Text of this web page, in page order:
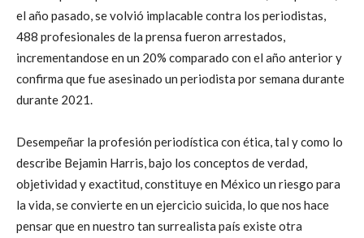
el año pasado, se volvió implacable contra los periodistas,
488 profesionales de la prensa fueron arrestados,
incrementandose en un 20% comparado con el año anterior y
confirma que fue asesinado un periodista por semana durante
durante 2021.
Desempeñar la profesión periodística con ética, tal y como lo
describe Bejamin Harris, bajo los conceptos de verdad,
objetividad y exactitud, constituye en México un riesgo para
la vida, se convierte en un ejercicio suicida, lo que nos hace
pensar que en nuestro tan surrealista país existe otra